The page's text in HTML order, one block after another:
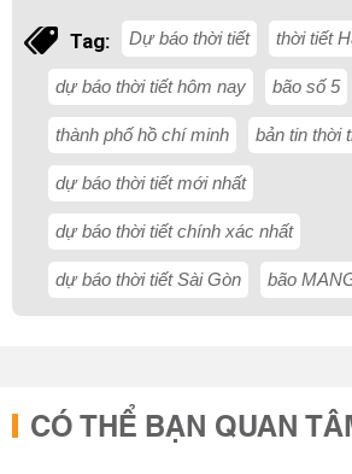
Tag: Dự báo thời tiết thời tiết
dự báo thời tiết hôm nay bão số 5
thành phố hồ chí minh bản tin thời
dự báo thời tiết mới nhất
dự báo thời tiết chính xác nhất
dự báo thời tiết Sài Gòn bão
CÓ THỂ BẠN QUAN